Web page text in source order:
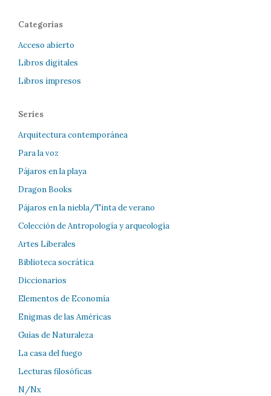
Categorías
Acceso abierto
Libros digitales
Libros impresos
Series
Arquitectura contemporánea
Para la voz
Pájaros en la playa
Dragon Books
Pájaros en la niebla/Tinta de verano
Colección de Antropología y arqueología
Artes Liberales
Biblioteca socrática
Diccionarios
Elementos de Economía
Enigmas de las Américas
Guías de Naturaleza
La casa del fuego
Lecturas filosóficas
N/Nx